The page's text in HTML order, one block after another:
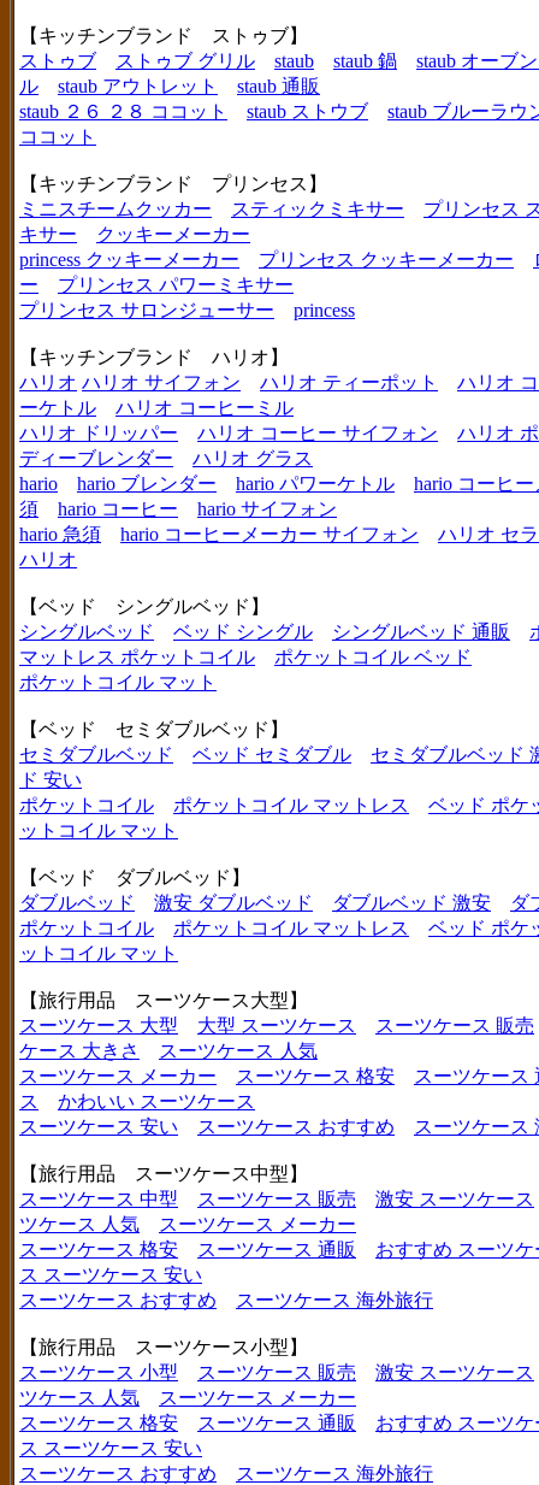
【キッチンブランド ストゥブ】
ストゥブ
ストゥブ グリル staub staub 鍋
staub オーブ
ル
staub アウトレット
staub 通販
staub ２６ ２８ ココット
staub ストウブ
staub ブルーラウ
ココット
【キッチンブランド プリンセス】
ミニスチームクッカー
スティックミキサー
プリンセス
キサー
クッキーメーカー
princess クッキーメーカー
プリンセス クッキーメーカー
ー
プリンセス パワーミキサー
プリンセス サロンジューサー
princess
【キッチンブランド ハリオ】
ハリオ ハリオ サイフォン ハリオ ティーポット
ハリオ
ーケトル
ハリオ コーヒーミル
ハリオ ドリッパー
ハリオ コーヒー サイフォン
ハリオ
ディーブレンダー
ハリオ グラス
hario
hario ブレンダー hario パワーケトル
hario コーヒ
須
hario コーヒー
hario サイフォン
hario 急須
hario コーヒーメーカー サイフォン
ハリオ セ
ハリオ
【ベッド シングルベッド】
シングルベッド
ベッド シングル シングルベッド 通販
マットレス ポケットコイル
ポケットコイル ベッド
ポケットコイル マット
【ベッド セミダブルベッド】
セミダブルベッド
ベッド セミダブル
セミダブルベッド
ド 安い
ポケットコイル
ポケットコイル マットレス
ベッド ポケ
ットコイル マット
【ベッド ダブルベッド】
ダブルベッド
激安 ダブルベッド ダブルベッド 激安
ダ
ポケットコイル
ポケットコイル マットレス
ベッド ポケ
ットコイル マット
【旅行用品 スーツケース大型】
スーツケース 大型
大型 スーツケース
スーツケース 販売
ケース 大きさ
スーツケース 人気
スーツケース メーカー
スーツケース 格安
スーツケース
ス
かわいい スーツケース
スーツケース 安い
スーツケース おすすめ スーツケース
【旅行用品 スーツケース中型】
スーツケース 中型
スーツケース 販売
激安 スーツケース
ツケース 人気
スーツケース メーカー
スーツケース 格安
スーツケース 通販
おすすめ スーツケ
ス スーツケース 安い
スーツケース おすすめ
スーツケース 海外旅行
【旅行用品 スーツケース小型】
スーツケース 小型
スーツケース 販売
激安 スーツケース
ツケース 人気
スーツケース メーカー
スーツケース 格安
スーツケース 通販
おすすめ スーツケ
ス スーツケース 安い
スーツケース おすすめ
スーツケース 海外旅行